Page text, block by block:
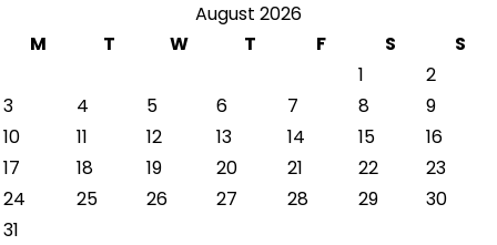
August 2026
M
T W T F S
S
1
2
3
4 5 6 7 8
9
10
11 12 13 14 15
16
17
18 19 20 21 22
23
24
25 26 27 28 29
30
31